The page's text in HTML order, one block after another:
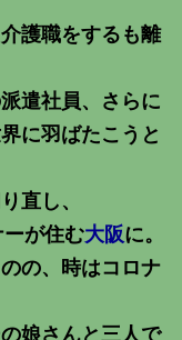
護職をするも離
遣社員、さらに
に羽ばたこうと
直し、
が住む大阪に。
の、時はコロナ
娘さんと三人で